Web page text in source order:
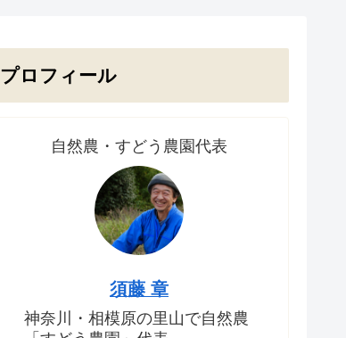
プロフィール
自然農・すどう農園代表
須藤 章
神奈川・相模原の里山で自然農